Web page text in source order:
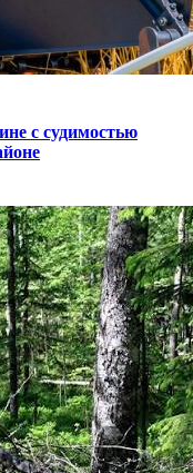
с судимостью